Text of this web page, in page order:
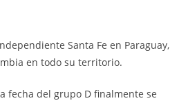
Santa Fe en Paraguay,
en todo su territorio.
fecha del grupo D finalmente se